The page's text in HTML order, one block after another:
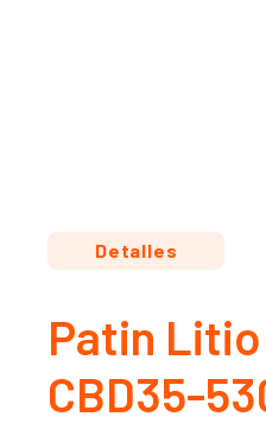
Detalles
Patin Litio
CBD35-